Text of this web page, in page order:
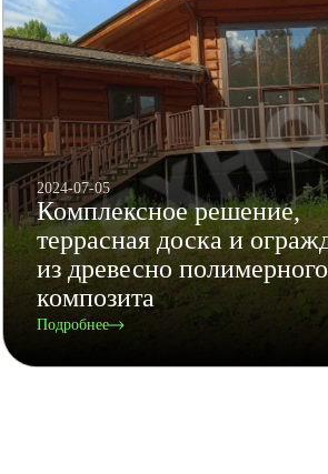
2024-07-05
Комплексное решение,
террасная доска и
из древесно полимерного
композита
Подробнее